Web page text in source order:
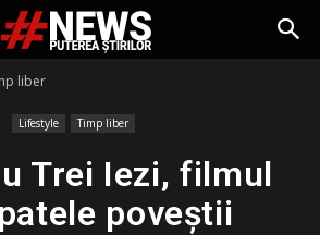
liber
Lifestyle Timp liber
Trei Iezi, filmul
poveștii